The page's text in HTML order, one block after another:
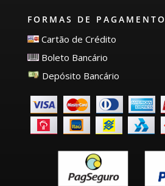
FORMAS DE PAGAMENTO
Cartão de Crédito
Boleto Bancário
Depósito Bancário